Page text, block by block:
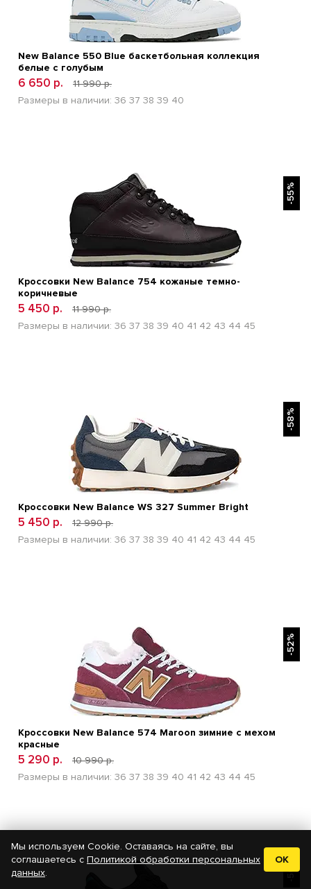
New Balance 550 Blue баскетбольная коллекция
белые с голубым
6 650 р.
11 990 р.
Размеры в наличии: 36 37 38 39 40
БЫСТРЫЙ ПРОСМОТР
-55%
Кроссовки New Balance 754 кожаные темно-
коричневые
5 450 р.
11 990 р.
Размеры в наличии: 36 37 38 39 40 41 42 43 44 45
-58%
Кроссовки New Balance WS 327 Summer Bright
5 450 р.
12 990 р.
Размеры в наличии: 36 37 38 39 40 41 42 43 44 45
БЫСТРЫЙ ПРОСМОТР
-52%
Кроссовки New Balance 574 Maroon зимние с мехом
красные
5 290 р.
10 990 р.
Размеры в наличии: 36 37 38 39 40 41 42 43 44 45
БЫСТРЫЙ ПРОСМОТР
-50%
Мы используем Cookie. Оставаясь на сайте, вы
соглашаетесь с Политикой обработки персональных
данных.
OK